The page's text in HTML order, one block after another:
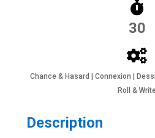
30
Chance & Hasard | Connexion |
Roll &
Description